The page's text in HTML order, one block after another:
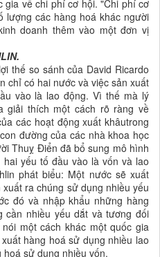
về chi phí cơ hội. "Chi phí cơ
lượng các hàng hoá khác người
doanh thêm vào một đơn vị
thế so sánh của David Ricardo
chỉ có hai nước và việc sản xuất
vào là lao động. Vì thế mà lý
giải thích một cách rõ ràng về
các hoạt động xuất khâutrong
đường của các nhà khoa học
Thuỵ Điển đã bổ sung mô hình
yếu tố đầu vào là vốn và lao
phát biểu: Một nước sẽ xuất
ra chúng sử dụng nhiều yếu
đó và nhập khẩu những hàng
cần nhiều yếu dắt và tương đối
một cách khác một quốc gia
hàng hoá sử dụng nhiều lao
sử dụng nhiều vốn.